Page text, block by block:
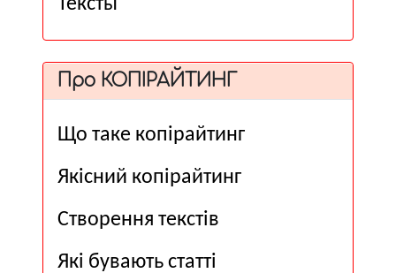
Тексты
Про КОПІРАЙТИНГ
Що таке копірайтинг
Якісний копірайтинг
Створення текстів
Які бувають статті